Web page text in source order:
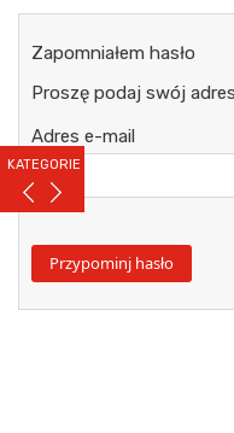
KATEGORIE
Zapomniałem hasło
Proszę podaj swój
Adres e-mail